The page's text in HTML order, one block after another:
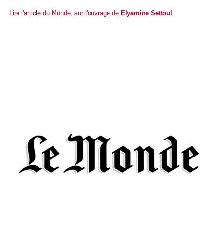
Lire l'article du Monde, sur l'ouvrage de Elyamine Settoul